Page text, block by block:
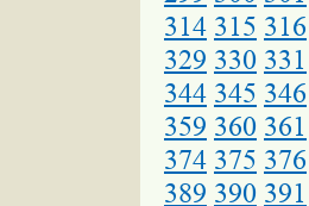
314 315 316
329 330 331
344 345 346
359 360 361
374 375 376
389 390 391